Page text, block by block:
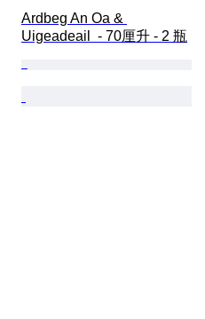
Ardbeg An Oa &
Uigeadeail  - 70厘升 - 2 瓶